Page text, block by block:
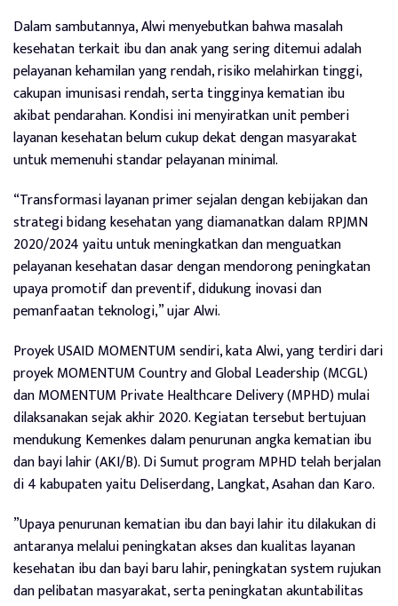
Dalam sambutannya, Alwi menyebutkan bahwa masalah
kesehatan terkait ibu dan anak yang sering ditemui adalah
pelayanan kehamilan yang rendah, risiko melahirkan tinggi,
cakupan imunisasi rendah, serta tingginya kematian ibu
akibat pendarahan. Kondisi ini menyiratkan unit pemberi
layanan kesehatan belum cukup dekat dengan masyarakat
untuk memenuhi standar pelayanan minimal.
“Transformasi layanan primer sejalan dengan kebijakan dan
strategi bidang kesehatan yang diamanatkan dalam RPJMN
2020/2024 yaitu untuk meningkatkan dan menguatkan
pelayanan kesehatan dasar dengan mendorong peningkatan
upaya promotif dan preventif, didukung inovasi dan
pemanfaatan teknologi,” ujar Alwi.
Proyek USAID MOMENTUM sendiri, kata Alwi, yang terdiri dari
proyek MOMENTUM Country and Global Leadership (MCGL)
dan MOMENTUM Private Healthcare Delivery (MPHD) mulai
dilaksanakan sejak akhir 2020. Kegiatan tersebut bertujuan
mendukung Kemenkes dalam penurunan angka kematian ibu
dan bayi lahir (AKI/B). Di Sumut program MPHD telah berjalan
di 4 kabupaten yaitu Deliserdang, Langkat, Asahan dan Karo.
”Upaya penurunan kematian ibu dan bayi lahir itu dilakukan di
antaranya melalui peningkatan akses dan kualitas layanan
kesehatan ibu dan bayi baru lahir, peningkatan system rujukan
dan pelibatan masyarakat, serta peningkatan akuntabilitas